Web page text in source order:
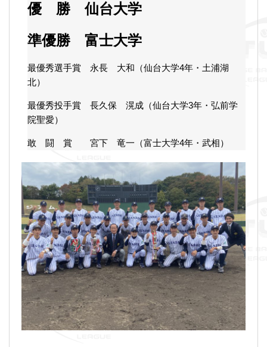
優 勝 仙台大学
準優勝 富士大学
最優秀選手賞 永長 大和（仙台大学4年・土浦湖
北）
最優秀投手賞 長久保 滉成（仙台大学3年・弘前学
院聖愛）
敢 闘 賞 宮下 竜一（富士大学4年・武相）